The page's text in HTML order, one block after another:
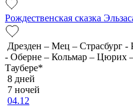
Рождественская сказка
Дрезден – Мец – Страсбург
- Оберне – Кольмар – Цюрих
Таубере*
8 дней
7 ночей
04.12